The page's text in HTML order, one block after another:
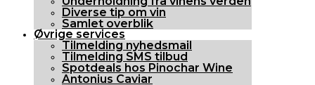
Diverse tip om vin
Samlet overblik
Øvrige services
Tilmelding nyhedsmail
Tilmelding SMS tilbud
Spotdeals hos Pinochar Wine
Antonius Caviar